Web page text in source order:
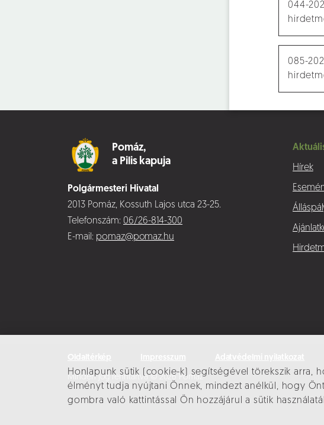
Honlapunk sütik (cookie-k) segítségével törekszik arra,
élményt tudja nyújtani Önnek, mindezt anélkül, hogy
gombra való kattintással Ön hozzájárul a sütik
044-
085-
Pomáz,
a Pilis kapuja
Polgármesteri Hivatal
2013 Pomáz, Kossuth Lajos utca 23-25.
Telefonszám: 06/26-814-300
E-mail: pomaz@pomaz.hu
Hírek
Minden jog fenntartva © 2026 Pomáz